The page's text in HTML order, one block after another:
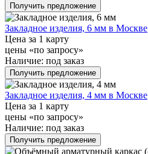
Получить предложение
Закладное изделия, 6 мм в Москве
Цена за 1 карту
цены «по запросу»
Наличие: под заказ
Получить предложение
Закладное изделия, 4 мм в Москве
Цена за 1 карту
цены «по запросу»
Наличие: под заказ
Получить предложение